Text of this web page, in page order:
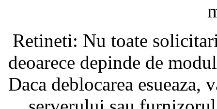
Retineti: Nu toate
deoarece depinde de
Daca deblocarea